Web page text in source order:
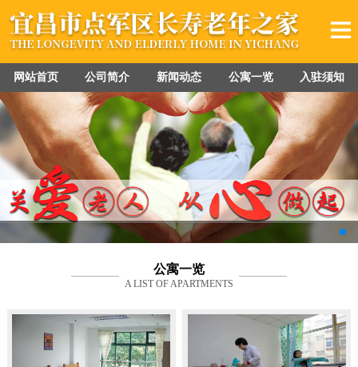
网站首页 公司简介 新闻动态 公寓一览 入驻须知
公寓一览
A LIST OF APARTMENTS